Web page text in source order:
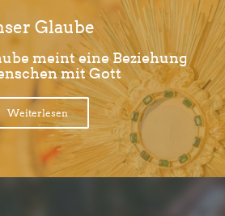
Glaube
meint eine Beziehung
mit Gott
Weiterlesen